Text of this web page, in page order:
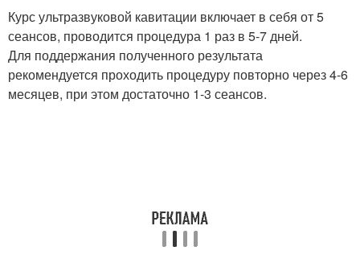
Курс ультразвуковой кавитации включает в себя от 5
сеансов, проводится процедура 1 раз в 5-7 дней.
Для поддержания полученного результата
рекомендуется проходить процедуру повторно через 4-6
месяцев, при этом достаточно 1-3 сеансов.